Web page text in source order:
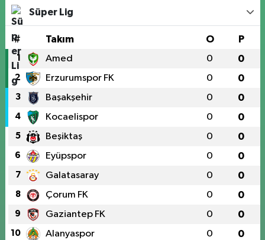
Süper Lig
# Takım O P
1 Amed 0 0
2 Erzurumspor FK 0 0
3 Başakşehir 0 0
4 Kocaelispor 0 0
5 Beşiktaş 0 0
6 Eyüpspor 0 0
7 Galatasaray 0 0
8 Çorum FK 0 0
9 Gaziantep FK 0 0
10 Alanyaspor 0 0